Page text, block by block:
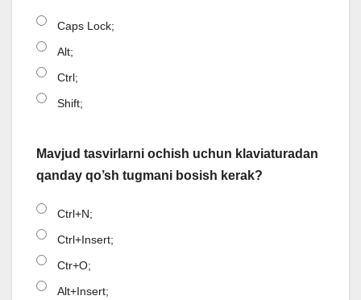
Caps Lock;
Alt;
Ctrl;
Shift;
Mavjud tasvirlarni ochish uchun klaviaturadan
qanday qo’sh tugmani bosish kerak?
Ctrl+N;
Ctrl+Insert;
Ctr+O;
Alt+Insert;